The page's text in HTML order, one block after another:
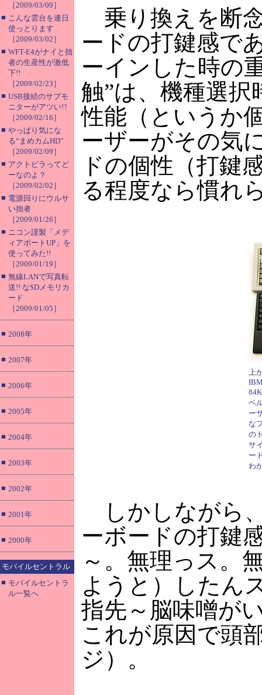
［2009/03/09］
■ こんな雲台を連日
使っとります
［2009/03/02］
■ WFT-E4がナイと拙
者の生産性が激低
下!!
［2009/02/23］
■ USB接続のサブモ
ニターがアツい!?
［2009/02/16］
■ やっぱり気にな
る“まめカムHD”
［2009/02/09］
■ アクトビラってど
ーなのよ？
［2009/02/02］
■ 電源回りにウルサ
い拙者
［2009/01/26］
■ ニコン謹製「メデ
ィアポートUP」を
使ってみた!!
［2009/01/19］
■ 無線LANで写真転
送!! なSDメモリカ
ード
［2009/01/05］
■ 2008年
■ 2007年
■ 2006年
■ 2005年
■ 2004年
■ 2003年
■ 2002年
■ 2001年
■ 2000年
モバイルセントラル
■ モバイルセントラ
ル一覧へ
乗り換えを断
ードの打鍵感で
ーインした時の
触”は、機種選
性能（というか
ーザーがその気
ドの個性（打鍵
る程度なら慣れ
上
ベ
ー
な
の
サ
ー
わ
しかしながら
ーボードの打鍵
～。無理っス。
ようと）したん
指先～脳味噌が
これが原因で頭
ジ）。